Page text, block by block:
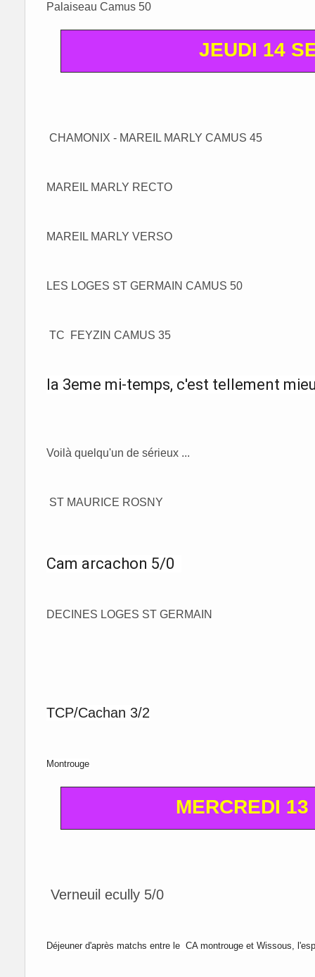
Palaiseau Camus 50
JEUDI 14
CHAMONIX - MAREIL MARLY CAMUS 45
MAREIL MARLY RECTO
MAREIL MARLY VERSO
LES LOGES ST GERMAIN CAMUS 50
TC FEYZIN CAMUS 35
la 3eme mi-temps, c'est tellement
Voilà quelqu'un de sérieux ...
ST MAURICE ROSNY
Cam arcachon 5/0
DECINES LOGES ST GERMAIN
TCP/Cachan 3/2
Montrouge
MERCREDI
Verneuil ecully 5/0
Déjeuner d'après matchs entre le CA montrouge et Wissous, l'